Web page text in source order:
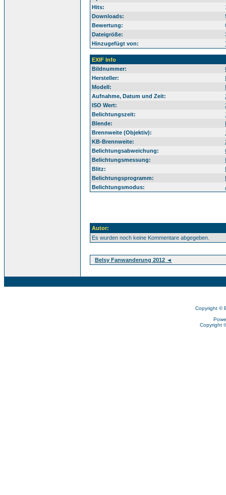
Hits:
Downloads:
Bewertung:
Dateigröße:
Hinzugefügt von:
EXIF Info
Bildnummer:
Hersteller:
Modell:
Aufnahme, Datum und Zeit:
ISO Wert:
Belichtungszeit:
Blende:
Brennweite (Objektiv):
KB-Brennweite:
Belichtungsabweichung:
Belichtungsmessung:
Blitz:
Belichtungsprogramm:
Belichtungsmodus:
Autor:
Es wurden noch keine Kommentare abgegeben.
Belsy Fanwanderung 2012 ◄
Copyright ©
Copyright